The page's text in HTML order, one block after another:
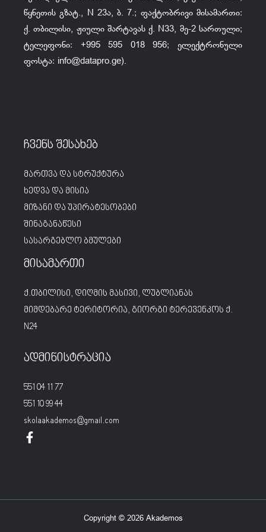
წყნეთის გზატ., N 23ა, ბ. 7.; ფაქტობრივი მისამართი:
ქ. თბილისი, ჟიული შარტავას ქ. N33, მე-2 სართული;
ტელეფონი: +995 595 018 956; ელექტრონული
ფოსტა: info@datapro.ge).
ჩვენს შესახებ
მართვა და სტრუქტურა
ხედვა და მისია
მიზანი და უპირატესობები
შინაგანაწესი
სასარგებლო ბმულები
მისამართი
ქ.თბილისი, დიღმის მასივი, ლუბლიანას
მიმდებარე ტერიტორია, გიორგი ტერევენკოს ქ.
N24
ადმინისტრაცია
551 04 11 77
551 10 99 44
skolaakademos@gmail.com
Copyright © 2026 Akademos